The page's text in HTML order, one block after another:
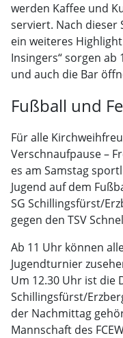
werden Kaffee und
serviert. Nach dieser
ein weiteres
Insingers“ sorgen
und auch die Bar
Fußball und
Für alle
Verschnaufpause –
es am Samstag
Jugend auf dem
SG Schillingsfürst/
gegen den TSV
Ab 11 Uhr können
Jugendturnier
Um 12.30 Uhr ist die
Schillingsfürst/
der Nachmittag
Mannschaft des